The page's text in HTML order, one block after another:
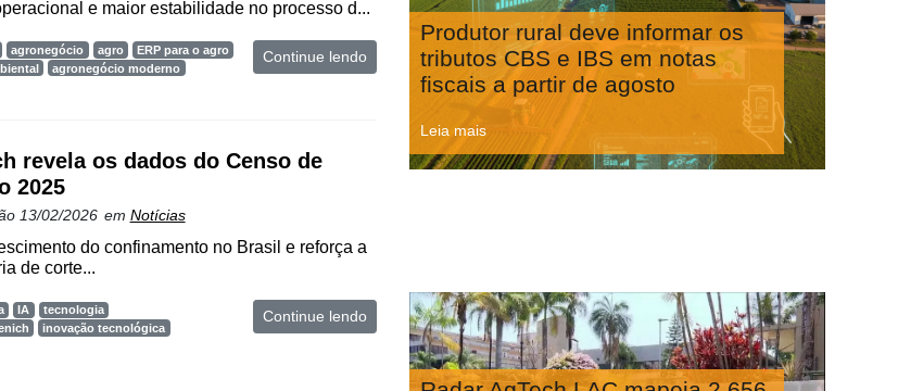
e maior estabilidade no processo d...
agronegócio agro
ERP para o agro
agronegócio moderno
Continue lendo
revela os dados do Censo de
2025
13/02/2026 em Notícias
do confinamento no Brasil e reforça a
de corte...
IA
tecnologia
inovação tecnológica
Continue lendo
Produtor rural deve informar os
tributos CBS e IBS em notas
fiscais a partir de agosto
Leia mais